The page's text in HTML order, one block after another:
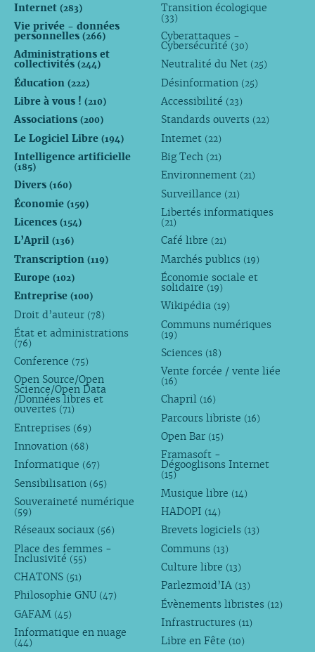
Internet (283)
Vie privée - données
personnelles (266)
Administrations et
collectivités (244)
Éducation (222)
Libre à vous ! (210)
Associations (200)
Le Logiciel Libre (194)
Intelligence artificielle
(185)
Divers (160)
Économie (159)
Licences (154)
L’April (136)
Transcription (119)
Europe (102)
Entreprise (100)
Droit d’auteur (78)
État et administrations
(76)
Conference (75)
Open Source/Open
Science/Open Data
/Données libres et
ouvertes (71)
Entreprises (69)
Innovation (68)
Informatique (67)
Sensibilisation (65)
Souveraineté numérique
(59)
Réseaux sociaux (56)
Place des femmes -
Inclusivité (55)
CHATONS (51)
Philosophie GNU (47)
GAFAM (45)
Informatique en nuage
(44)
Transition écologique
(33)
Cyberattaques -
Cybersécurité (30)
Neutralité du Net (25)
Désinformation (25)
Accessibilité (23)
Standards ouverts (22)
Internet (22)
Big Tech (21)
Environnement (21)
Surveillance (21)
Libertés informatiques
(21)
Café libre (21)
Marchés publics (19)
Économie sociale et
solidaire (19)
Wikipédia (19)
Communs numériques
(19)
Sciences (18)
Vente forcée / vente liée
(16)
Chapril (16)
Parcours libriste (16)
Open Bar (15)
Framasoft -
Dégooglisons Internet
(15)
Musique libre (14)
HADOPI (14)
Brevets logiciels (13)
Communs (13)
Culture libre (13)
Parlezmoid’IA (13)
Évènements libristes (12)
Infrastructures (11)
Libre en Fête (10)